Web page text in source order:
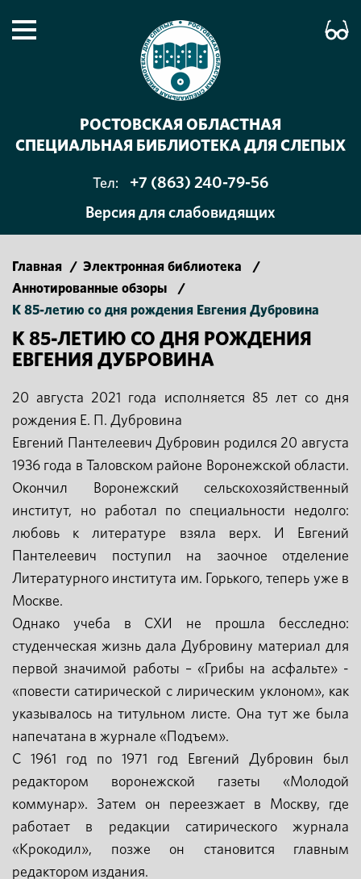
РОСТОВСКАЯ ОБЛАСТНАЯ
СПЕЦИАЛЬНАЯ БИБЛИОТЕКА ДЛЯ СЛЕПЫХ
Тел:
+7 (863) 240-79-56
Версия для слабовидящих
Главная / Электронная библиотека
/
Аннотированные обзоры
/
К 85-летию со дня рождения Евгения Дубровина
К 85-ЛЕТИЮ СО ДНЯ РОЖДЕНИЯ
ЕВГЕНИЯ ДУБРОВИНА
20 августа 2021 года исполняется 85 лет со дня
рождения Е. П. Дубровина
Евгений Пантелеевич Дубровин родился 20 августа
1936 года в Таловском районе Воронежской области.
Окончил Воронежский сельскохозяйственный
институт, но работал по специальности недолго:
любовь к литературе взяла верх. И Евгений
Пантелеевич поступил на заочное отделение
Литературного института им. Горького, теперь уже в
Москве.
Однако учеба в СХИ не прошла бесследно:
студенческая жизнь дала Дубровину материал для
первой значимой работы – «Грибы на асфальте» -
«повести сатирической с лирическим уклоном», как
указывалось на титульном листе. Она тут же была
напечатана в журнале «Подъем».
С 1961 год по 1971 год Евгений Дубровин был
редактором воронежской газеты «Молодой
коммунар». Затем он переезжает в Москву, где
работает в редакции сатирического журнала
«Крокодил», позже он становится главным
редактором издания.